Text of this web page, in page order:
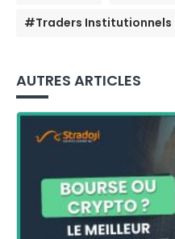
#Traders Institutionnels
AUTRES ARTICLES